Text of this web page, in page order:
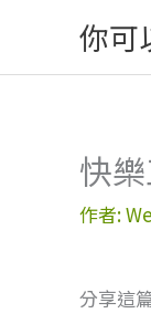
主
你可
快
作者:
分享這